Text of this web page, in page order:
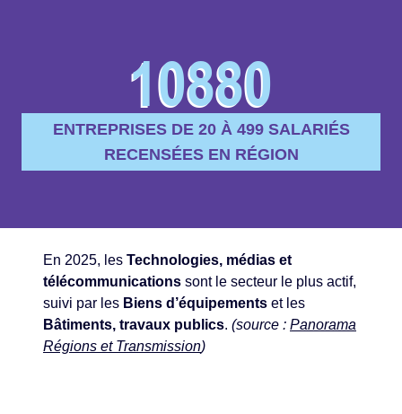
10880
ENTREPRISES DE 20 À 499 SALARIÉS
RECENSÉES EN RÉGION
En 2025, les Technologies, médias et
télécommunications sont le secteur le plus actif,
suivi par les Biens d’équipements et les
Bâtiments, travaux publics. (source : Panorama
Régions et Transmission)